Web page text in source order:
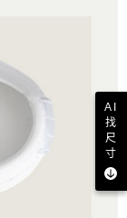
AI
找
尺
寸